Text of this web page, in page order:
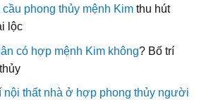
cầu phong thủy mệnh Kimthu hút
lộc
có hợp mệnh Kim không? Bố trí
nội thất nhà ở hợp phong thủy người